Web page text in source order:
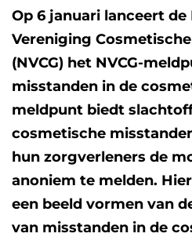
Op 6 januari lanceert de
Vereniging
(NVCG) het NVCG-
misstanden in de
meldpunt biedt
cosmetische
hun zorgverleners de
anoniem te melden.
een beeld vormen van
van misstanden in de